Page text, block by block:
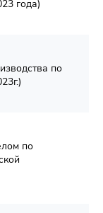
года)
по
по